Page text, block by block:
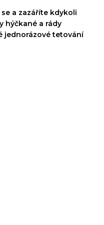
a zazáříte kdykoli
hýčkané a rády
jednorázové tetování